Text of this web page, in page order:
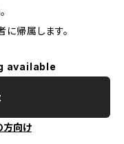
帰属します。
available
方向け